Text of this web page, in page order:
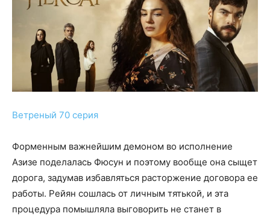
Ветреный 70 серия
Форменным важнейшим демоном во исполнение
Азизе поделалась Фюсун и поэтому вообще она сыщет
дорога, задумав избавляться расторжение договора ее
работы. Рейян сошлась от личным тятькой, и эта
процедура помышляла выговорить не станет в